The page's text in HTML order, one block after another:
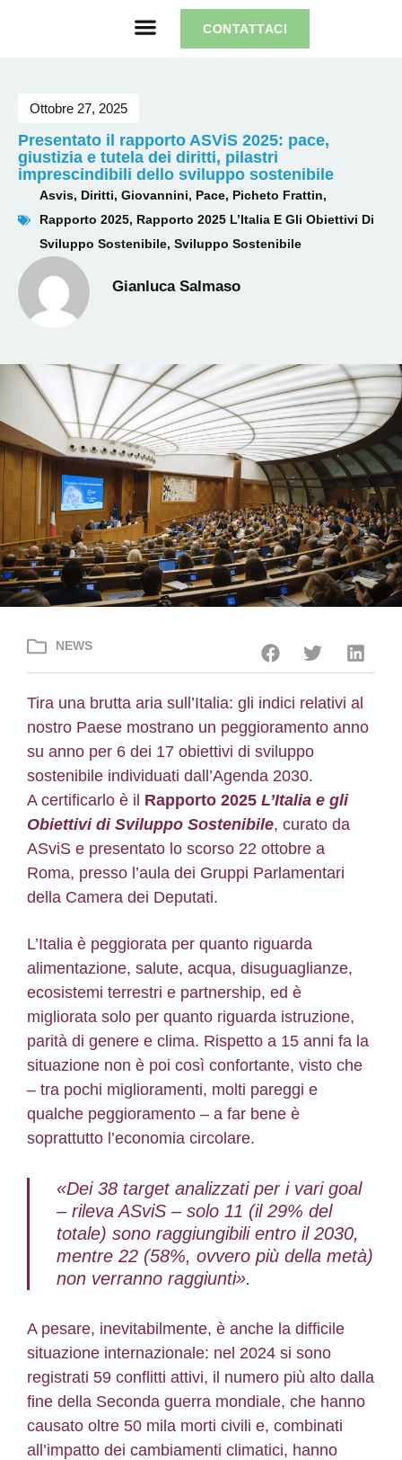
CONTATTACI
Ottobre 27, 2025
Presentato il rapporto ASViS 2025: pace,
giustizia e tutela dei diritti, pilastri
imprescindibili dello sviluppo sostenibile
Asvis, Diritti, Giovannini, Pace, Picheto Frattin,
Rapporto 2025, Rapporto 2025 L’Italia E Gli Obiettivi Di
Sviluppo Sostenibile, Sviluppo Sostenibile
Gianluca Salmaso
NEWS
Tira una brutta aria sull’Italia: gli indici relativi al
nostro Paese mostrano un peggioramento anno
su anno per 6 dei 17 obiettivi di sviluppo
sostenibile individuati dall’Agenda 2030.
A certificarlo è il Rapporto 2025 L’Italia e gli
Obiettivi di Sviluppo Sostenibile, curato da
ASviS e presentato lo scorso 22 ottobre a
Roma, presso l’aula dei Gruppi Parlamentari
della Camera dei Deputati.
L’Italia è peggiorata per quanto riguarda
alimentazione, salute, acqua, disuguaglianze,
ecosistemi terrestri e partnership, ed è
migliorata solo per quanto riguarda istruzione,
parità di genere e clima. Rispetto a 15 anni fa la
situazione non è poi così confortante, visto che
– tra pochi miglioramenti, molti pareggi e
qualche peggioramento – a far bene è
soprattutto l’economia circolare.
«Dei 38 target analizzati per i vari goal
– rileva ASviS – solo 11 (il 29% del
totale) sono raggiungibili entro il 2030,
mentre 22 (58%, ovvero più della metà)
non verranno raggiunti».
A pesare, inevitabilmente, è anche la difficile
situazione internazionale: nel 2024 si sono
registrati 59 conflitti attivi, il numero più alto dalla
fine della Seconda guerra mondiale, che hanno
causato oltre 50 mila morti civili e, combinati
all’impatto dei cambiamenti climatici, hanno